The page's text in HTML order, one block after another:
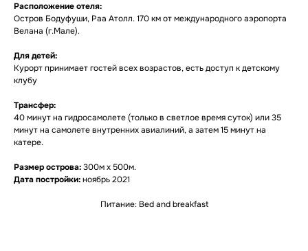
Расположение отеля:
Остров Бодуфуши, Раа Атолл. 170 км от международного аэропорта
Велана (г.Мале).
Для детей:
Курорт принимает гостей всех возрастов, есть доступ к детскому
клубу
Трансфер:
40 минут на гидросамолете (только в светлое время суток) или 35
минут на самолете внутренних авиалиний, а затем 15 минут на
катере.
Размер острова:300м х 500м.
Дата постройки:ноябрь 2021
Питание: Bed and breakfast